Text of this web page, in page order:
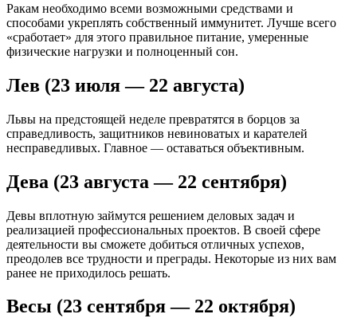
Ракам необходимо всеми возможными средствами и
способами укреплять собственный иммунитет. Лучше всего
«сработает» для этого правильное питание, умеренные
физические нагрузки и полноценный сон.
Лев (23 июля — 22 августа)
Львы на предстоящей неделе превратятся в борцов за
справедливость, защитников невиноватых и карателей
несправедливых. Главное — оставаться объективным.
Дева (23 августа — 22 сентября)
Девы вплотную займутся решением деловых задач и
реализацией профессиональных проектов. В своей сфере
деятельности вы сможете добиться отличных успехов,
преодолев все трудности и преграды. Некоторые из них вам
ранее не приходилось решать.
Весы (23 сентября — 22 октября)